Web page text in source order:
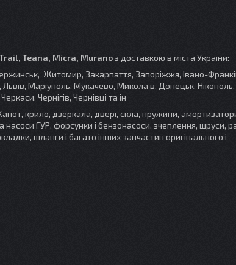
Teana, Micra, Muranoз доставкою в міста України:
Житомир, Закарпаття, Запоріжжя, Івано-
Маріуполь, Мукачево, Миколаїв, Донецьк,
Чернігів, Чернівці та ін
крило, дзеркала, двері, скла, пружини,
насоси ГУР, форсунки і бензонасоси, зчеплення, шруси,
шланги і багато інших запчастин оригінального і